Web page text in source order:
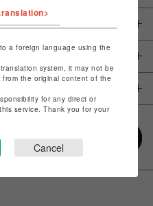
a foreign language using the
system, it may not be
the original content of the
for any direct or
service. Thank you for your
Cancel